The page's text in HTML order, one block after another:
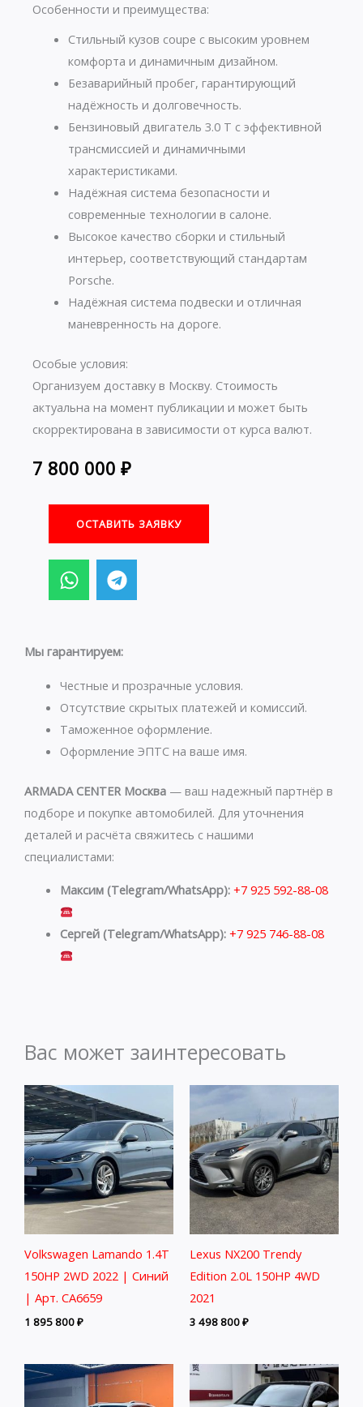
Особенности и преимущества:
Стильный кузов coupe с высоким уровнем
комфорта и динамичным дизайном.
Безаварийный пробег, гарантирующий
надёжность и долговечность.
Бензиновый двигатель 3.0 Т с эффективной
трансмиссией и динамичными
характеристиками.
Надёжная система безопасности и
современные технологии в салоне.
Высокое качество сборки и стильный
интерьер, соответствующий стандартам
Porsche.
Надёжная система подвески и отличная
маневренность на дороге.
Особые условия:
Организуем доставку в Москву. Стоимость
актуальна на момент публикации и может быть
скорректирована в зависимости от курса валют.
7 800 000 ₽
ОСТАВИТЬ ЗАЯВКУ
W
h
a
s
p
p
T
e
l
g
a
m
Мы гарантируем:
Честные и прозрачные условия.
Отсутствие скрытых платежей и комиссий.
Таможенное оформление.
Оформление ЭПТС на ваше имя.
ARMADA CENTER Москва — ваш надежный партнёр в
подборе и покупке автомобилей. Для уточнения
деталей и расчёта свяжитесь с нашими
специалистами:
Максим (Telegram/WhatsApp): +7 925 592-88-08
Сергей (Telegram/WhatsApp): +7 925 746-88-08
Вас может заинтересовать
Volkswagen Lamando 1.4T
150HP 2WD 2022 | Синий
| Арт. CA6659
1 895 800₽
Lexus NX200 Trendy
Edition 2.0L 150HP 4WD
2021
3 498 800₽